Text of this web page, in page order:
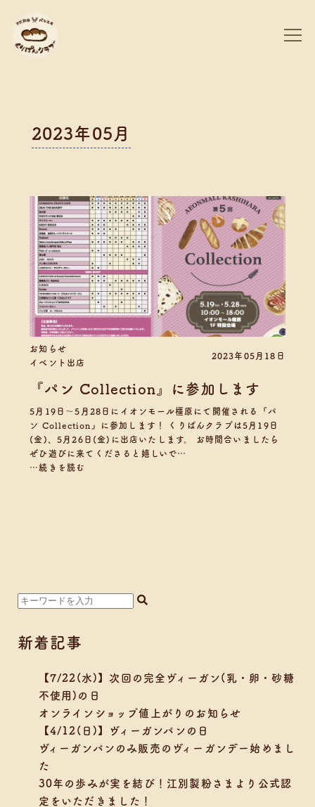
2023年05月
お知らせ
イベント出店
2023年05月18日
『パン Collection』に参加します
5月19日〜5月28日にイオンモール橿原にて開催される『パ
ン Collection』に参加します！ くりぱんクラブは5月19日
(金)、5月26日(金)に出店いたします。 お時間合いましたら
ぜひ遊びに来てくださると嬉しいで…
…続きを読む
新着記事
【7/22(水)】次回の完全ヴィーガン(乳・卵・砂糖
不使用)の日
オンラインショップ値上がりのお知らせ
【4/12(日)】ヴィーガンパンの日
ヴィーガンパンのみ販売のヴィーガンデー始めまし
た
30年の歩みが実を結び！江別製粉さまより公式認
定をいただきました！